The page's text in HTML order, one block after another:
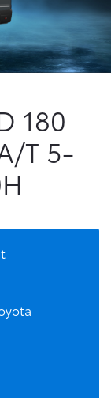
180
T 5-